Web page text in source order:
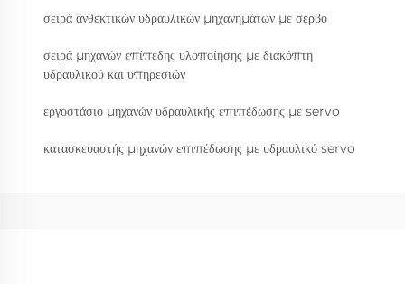
σειρά ανθεκτικών υδραυλικών μηχανημάτων με σερβο
σειρά μηχανών επίπεδης υλοποίησης με διακόπτη
υδραυλικού και υπηρεσιών
εργοστάσιο μηχανών υδραυλικής επιπέδωσης με servo
κατασκευαστής μηχανών επιπέδωσης με υδραυλικό servo